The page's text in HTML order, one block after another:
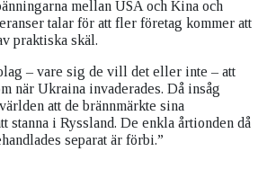
mellan USA och Kina och
talar för att fler företag kommer att
praktiska skäl.
– vare sig de vill det eller inte – att
när Ukraina invaderades. Då insåg
att de brännmärkte sina
stanna i Ryssland. De enkla årtionden då
separat är förbi.”